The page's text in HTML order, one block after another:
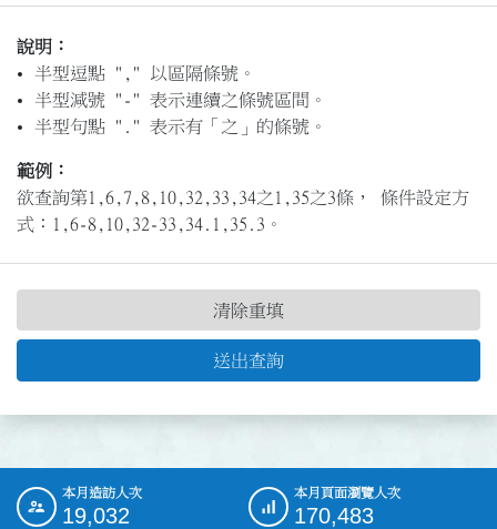
說明：
半型逗點 "," 以區隔條號。
半型減號 "-" 表示連續之條號區間。
半型句點 "." 表示有「之」的條號。
範例：
欲查詢第1,6,7,8,10,32,33,34之1,35之3條， 條件設定方
式：1,6-8,10,32-33,34.1,35.3。
送出查詢
清除重填
::: 本月造訪人次
19,032
本月頁面瀏覽人次
170,483